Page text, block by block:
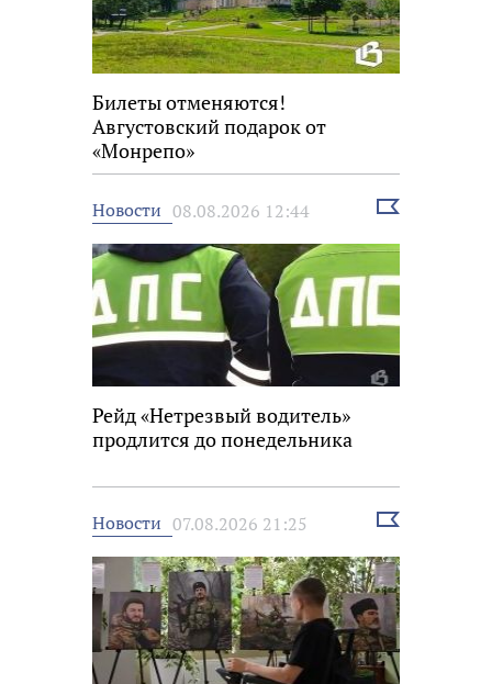
Билеты отменяются!
Августовский подарок от
«Монрепо»
Новости 08.08.2026 12:44
Выбрать
Рейд «Нетрезвый водитель»
продлится до понедельника
Новости 07.08.2026 21:25
Выбрать